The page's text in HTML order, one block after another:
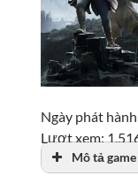
Ngày phát
Lượt xem:
Mô tả game